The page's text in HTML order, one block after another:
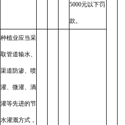
5000元以下罚
款。
种植业应当采
取管道输水、
渠道防渗、喷
灌、微灌、滴
灌等先进的节
水灌溉方式，